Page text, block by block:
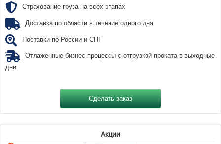
Страхование груза на всех этапах
Доставка по области в течение одного дня
Поставки по России и СНГ
Отлаженные бизнес-процессы с отгрузкой проката в выходные
дни
Акции